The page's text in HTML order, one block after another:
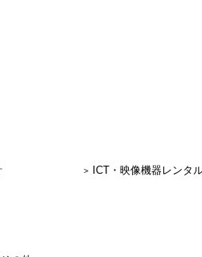
ICT・映像機器レンタ